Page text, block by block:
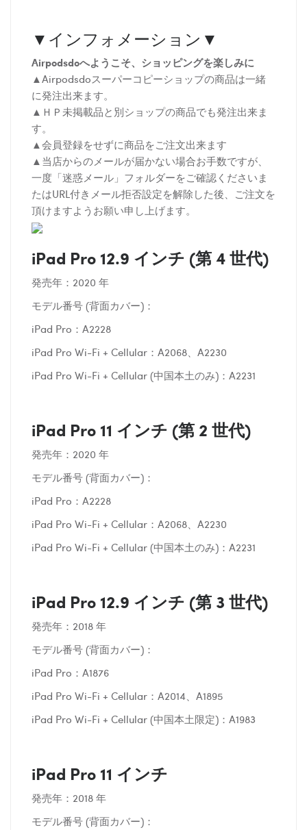
▼インフォメーション▼
Airpodsdoへようこそ、ショッピングを楽しみに
▲Airpodsdoスーパーコピーショップの商品は一緒
に発注出来ます。
▲ＨＰ未掲載品と別ショップの商品でも発注出来ま
す。
▲会員登録をせずに商品をご注文出来ます
▲当店からのメールが届かない場合お手数ですが、
一度「迷惑メール」フォルダーをご確認くださいま
たはURL付きメール拒否設定を解除した後、ご注文を
頂けますようお願い申し上げます。
iPad Pro 12.9 インチ (第 4 世代)
発売年：2020 年
モデル番号 (背面カバー)：
iPad Pro：A2228
iPad Pro Wi-Fi + Cellular：A2068、A2230
iPad Pro Wi-Fi + Cellular (中国本土のみ)：A2231
iPad Pro 11 インチ (第 2 世代)
発売年：2020 年
モデル番号 (背面カバー)：
iPad Pro：A2228
iPad Pro Wi-Fi + Cellular：A2068、A2230
iPad Pro Wi-Fi + Cellular (中国本土のみ)：A2231
iPad Pro 12.9 インチ (第 3 世代)
発売年：2018 年
モデル番号 (背面カバー)：
iPad Pro：A1876
iPad Pro Wi-Fi + Cellular：A2014、A1895
iPad Pro Wi-Fi + Cellular (中国本土限定)：A1983
iPad Pro 11 インチ
発売年：2018 年
モデル番号 (背面カバー)：